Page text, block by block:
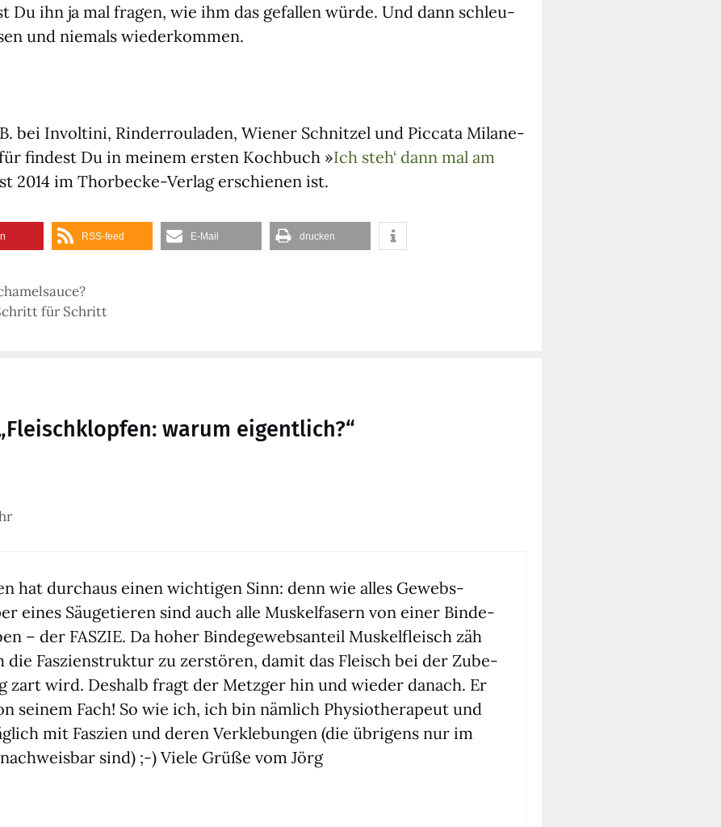
Du ihn ja mal fra­gen, wie ihm das gefal­len wür­de. Und dann schleu­
und nie­mals wie­der­kom­men.
bei Invol­ti­ni, Rin­der­rou­la­den, Wie­ner Schnit­zel und Pic­ca­ta Mila­ne­
fin­dest Du in mei­nem ers­ten Koch­buch »Ich steh‘ dann mal am
2014 im Thorb­ecke-Ver­lag erschie­nen ist.
RSS-feed E‑Mail dru­cken
für Schritt
warum eigentlich?“
hat durch­aus einen wich­ti­gen Sinn: denn wie alles Gewebs­
eines Säu­ge­tie­ren sind auch alle Mus­kel­fa­sern von einer Bin­de­
– der FASZIE. Da hoher Bin­de­ge­webs­an­teil Mus­kel­fleisch zäh
die Fas­zi­en­struk­tur zu zer­stö­ren, damit das Fleisch bei der Zube­
zart wird. Des­halb fragt der Metz­ger hin und wie­der danach. Er
sei­nem Fach! So wie ich, ich bin näm­lich Phy­sio­the­ra­peut und
mit Fas­zi­en und deren Ver­kle­bun­gen (die übri­gens nur im
sind) ;-) Vie­le Grü­ße vom Jörg